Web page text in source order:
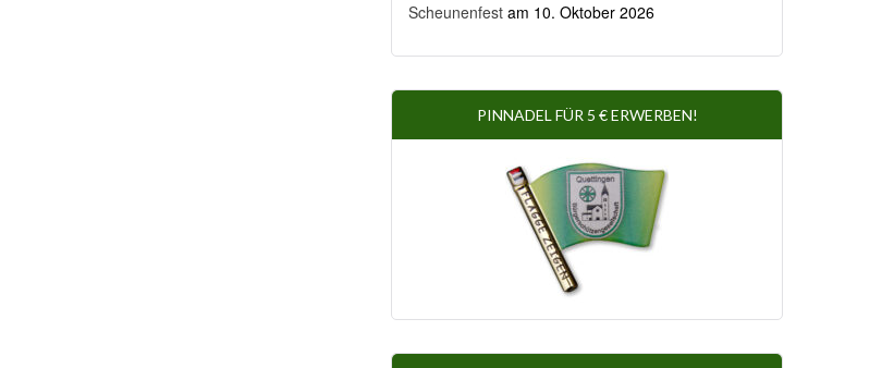
Scheunenfest am 10. Oktober 2026
PINNADEL FÜR 5 € ERWERBEN!